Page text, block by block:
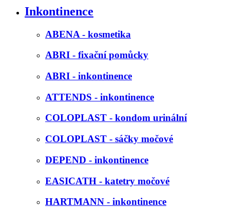
Inkontinence
ABENA - kosmetika
ABRI - fixační pomůcky
ABRI - inkontinence
ATTENDS - inkontinence
COLOPLAST - kondom urinální
COLOPLAST - sáčky močové
DEPEND - inkontinence
EASICATH - katetry močové
HARTMANN - inkontinence